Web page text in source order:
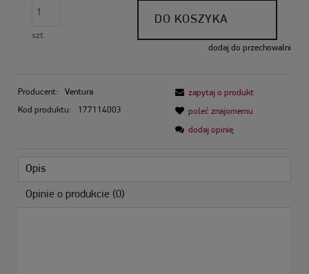
szt.
DO KOSZYKA
dodaj do przechowalni
Producent:
Ventura
Kod produktu:
177114003
zapytaj o produkt
poleć znajomemu
dodaj opinię
Opis
Opinie o produkcie (0)